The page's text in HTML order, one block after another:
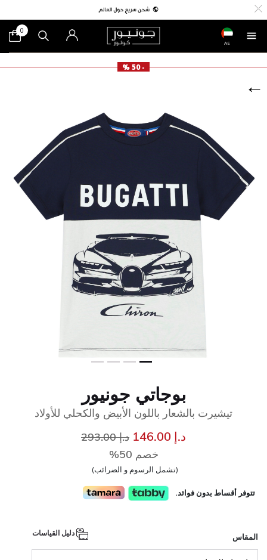
AE
0
- 50 %
بوجاتي جونيور
تيشيرت بالشعار باللون الأبيض والكحلي للأولاد
د.إ 146.00 سعر مخفض مند.إ 293.00
خصم 50%
(تشمل الرسوم و الضرائب)
تتوفر أقساط بدون فوائد.
المقاس